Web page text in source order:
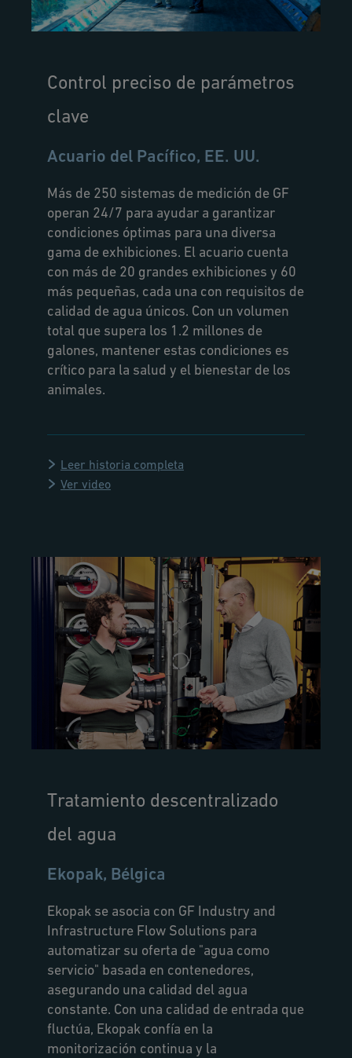
Control preciso de parámetros
clave
Acuario del Pacífico, EE. UU.
Más de 250 sistemas de medición de GF
operan 24/7 para ayudar a garantizar
condiciones óptimas para una diversa
gama de exhibiciones. El acuario cuenta
con más de 20 grandes exhibiciones y 60
más pequeñas, cada una con requisitos de
calidad de agua únicos. Con un volumen
total que supera los 1.2 millones de
galones, mantener estas condiciones es
crítico para la salud y el bienestar de los
animales.
Leer historia completa
Ver video
Tratamiento descentralizado
del agua
Ekopak, Bélgica
Ekopak se asocia con GF Industry and
Infrastructure Flow Solutions para
automatizar su oferta de "agua como
servicio" basada en contenedores,
asegurando una calidad del agua
constante. Con una calidad de entrada que
fluctúa, Ekopak confía en la
monitorización continua y la